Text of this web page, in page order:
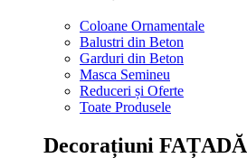
Coloane Ornamentale
Balustri din Beton
Garduri din Beton
Masca Semineu
Reduceri și Oferte
Toate Produsele
Decorațiuni FAȚADĂ